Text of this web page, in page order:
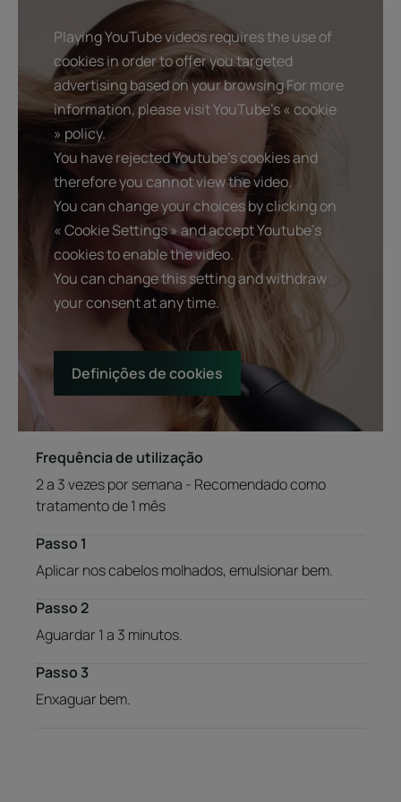
Playing YouTube videos requires the use of
cookies in order to offer you targeted
advertising based on your browsing For more
information, please visit YouTube's « cookie
» policy.
You have rejected Youtube's cookies and
therefore you cannot view the video.
You can change your choices by clicking on
« Cookie Settings » and accept Youtube's
cookies to enable the video.
You can change this setting and withdraw
your consent at any time.
Definições de cookies
Frequência de utilização
2 a 3 vezes por semana - Recomendado como
tratamento de 1 mês
Passo 1
Aplicar nos cabelos molhados, emulsionar bem.
Passo 2
Aguardar 1 a 3 minutos.
Passo 3
Enxaguar bem.